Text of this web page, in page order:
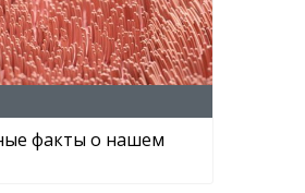
факты о нашем